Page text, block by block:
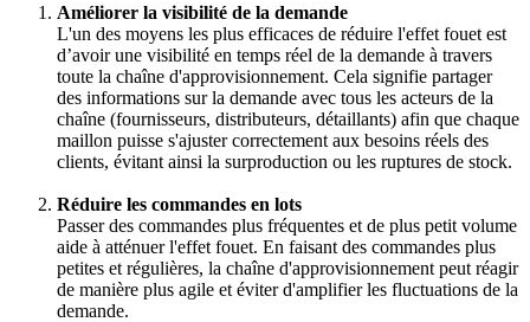
Améliorer la visibilité de la demande
L'un des moyens les plus efficaces de réduire l'effet fouet est
d’avoir une visibilité en temps réel de la demande à travers
toute la chaîne d'approvisionnement. Cela signifie partager
des informations sur la demande avec tous les acteurs de la
chaîne (fournisseurs, distributeurs, détaillants) afin que chaque
maillon puisse s'ajuster correctement aux besoins réels des
clients, évitant ainsi la surproduction ou les ruptures de stock.
Réduire les commandes en lots
Passer des commandes plus fréquentes et de plus petit volume
aide à atténuer l'effet fouet. En faisant des commandes plus
petites et régulières, la chaîne d'approvisionnement peut réagir
de manière plus agile et éviter d'amplifier les fluctuations de la
demande.